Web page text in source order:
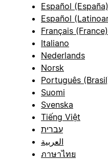
Español (España)
Español
Français (France)
Italiano
Nederlands
Norsk
Português
Suomi
Svenska
Tiếng Việt
עברית
العربية
ภาษาไทย